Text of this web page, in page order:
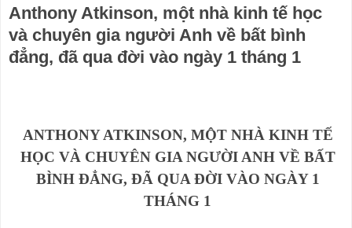
Anthony Atkinson, một nhà kinh tế học
và chuyên gia người Anh về bất bình
đẳng, đã qua đời vào ngày 1 tháng 1
ANTHONY ATKINSON, MỘT NHÀ KINH TẾ
HỌC VÀ CHUYÊN GIA NGƯỜI ANH VỀ BẤT
BÌNH ĐẲNG, ĐÃ QUA ĐỜI VÀO NGÀY 1
THÁNG 1